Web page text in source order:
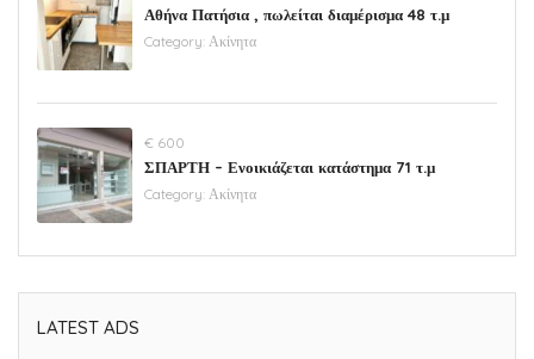
Αθήνα Πατήσια , πωλείται διαμέρισμα 48 τ.μ
Category: Ακίνητα
€ 600
ΣΠΑΡΤΗ – Ενοικιάζεται κατάστημα 71 τ.μ
Category: Ακίνητα
LATEST ADS